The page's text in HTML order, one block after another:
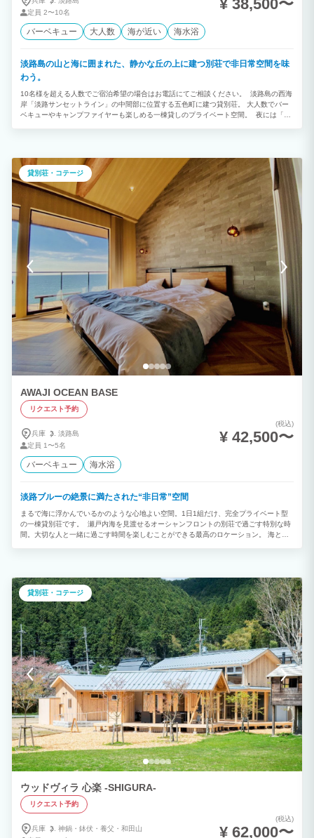
定員 2〜10名 ¥ 38,500〜
バーベキュー 大人数 海が近い 海水浴
淡路島の山と海に囲まれた、静かな丘の上に建つ別荘で非日常空間を味
わう。
10名様を超える人数でご宿泊希望の場合はお電話にてご相談ください。 淡路島の西海
岸「淡路サンセットライン」の中間部に位置する五色町に建つ貸別荘。 大人数でバー
ベキューやキャンプファイヤーも楽しめる一棟貸しのプライベート空間。 夜には「あ
ッキやお庭でBBQ、テントを張ってのアウトドアも楽しめます。 室内の家具は、シン
プルで落ち着いたデザインを厳選しています。ピアノ、望遠鏡などのご用意もあり、非
日常を満喫できるロングステイにもおすすめです。 ■間取り■ LDK（21.7畳）、洋室
（14.5畳、9.7畳）、和室（9.7畳）、浴室、トイレ2箇所、洗面所、屋根付きBBQスペ
ース、ウッドデッキ ■キッチン■ IHコンロ、冷蔵庫、電子レンジ、炊飯器、トースタ
ー、電気ケトル、食器一式（皿、茶碗、コップ、グラス、ワイングラス、ワインオープ
ナー、栓抜き缶切り、箸スプーンフォーク等）、調理器具（鍋、フライパン、やかん、
ザル、ボウル、包丁、まな板、おたま、フライ返し、しゃもじ、菜箸、トング等）、キ
ッチン用具（ダスター等）、調味料（塩、砂糖、醤油、塩コショウ、油）、ゴミ袋 ■
リビング■ 60インチTV（NETFLIX,YOUTUBE視聴可） ■寝室■ 洋室A：シングルベッ
ド 4台 洋室B：セミダブルベッド 2台 和室：シングル布団4組 ■浴室・洗面■ 洗濯機、
洗剤、バスタオル、フェイスタオル、ドライヤー、アメニティ（シャンプー、リンス、
ボディーソープ、メイク落とし、化粧水、乳液、綿棒、使い捨て歯ブラシ） ■BBQ器
材セット■ 6名まで3,300円（税込）※コンロ1台、炭6kg 7名以上5,500円（税込）※
コンロ2台、炭9kg コンロ（Coleman、30×45cm）、網、炭、着火剤、ライター、軍
手、トング、ランタン、電気コード、ランタンスタンド、テーブル、チェア、ガスバー
ナー、うちわ、消火用バケツ等 ※レンタルご希望の場合は事前に要メールor電話 （お
支払いは、ご宿泊当日現金にてお願いします。）
貸別荘・コテージ
AWAJI OCEAN BASE
リクエスト予約
兵庫
淡路島
定員 1〜5名
(税込)
¥ 42,500〜
バーベキュー 海水浴
淡路ブルーの絶景に満たされた“非日常”空間
まるで海に浮かんでいるかのような心地よい空間。1日1組だけ、完全プライベート型
の一棟貸別荘です。 瀬戸内海を見渡せるオーシャンフロントの別荘で過ごす特別な時
間。大切な人と一緒に過ごす時間を楽しむことができる最高のロケーション。 海と空
貸別荘・コテージ
ウッドヴィラ 心楽 -SHIGURA-
リクエスト予約
兵庫 神鍋・ 鉢伏・ 養父・ 和田山
(税込)
¥ 62,000〜